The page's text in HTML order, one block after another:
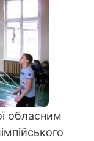
обласним